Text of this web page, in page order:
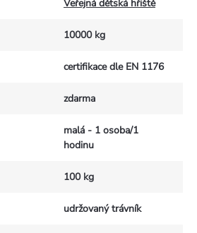
Veřejná dětská hřiště
10000 kg
certifikace dle EN 1176
zdarma
malá - 1 osoba/1
hodinu
100 kg
udržovaný trávník